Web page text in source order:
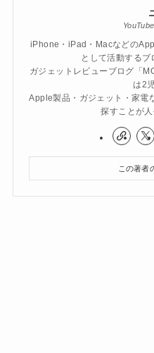
iPhone・iPad・Macなどの
として活動するブ
ガジェットレビューブログ「
は2
Apple製品・ガジェット・家電
探すことが人
この著者